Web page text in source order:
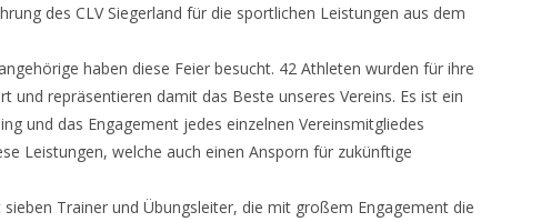
des CLV Siegerland für die sportlichen Leistungen aus dem
haben diese Feier besucht. 42 Athleten wurden für ihre
und repräsentieren damit das Beste unseres Vereins. Es ist ein
und das Engagement jedes einzelnen Vereinsmitgliedes
Leistungen, welche auch einen Ansporn für zukünftige
Trainer und Übungsleiter, die mit großem Engagement die